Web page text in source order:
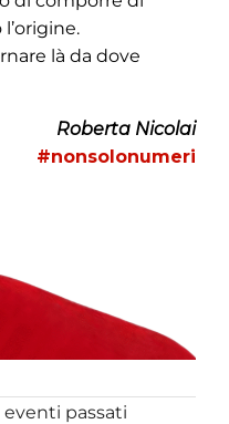
là da dove
Roberta Nicolai
#nonsolonumeri
passati